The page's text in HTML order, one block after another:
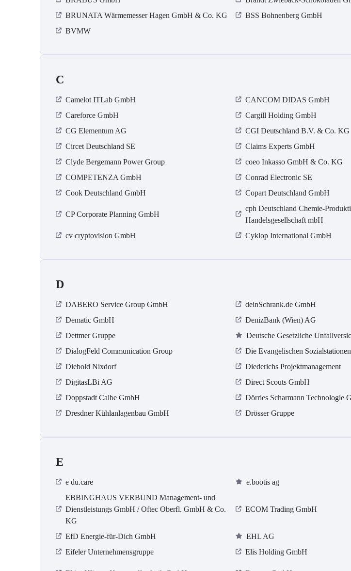
BRUNATA Wärmemesser Hagen GmbH & Co. KG
BSS Bohnenberg GmbH
BVMW
C
Camelot ITLab GmbH CANCOM DIDAS GmbH
Careforce GmbH
Cargill Holding GmbH
CG Elementum AG
CGI Deutschland B.V. & Co. KG
Circet Deutschland SE
Claims Experts GmbH
Clyde Bergemann Power Group
coeo Inkasso GmbH & Co. KG
COMPETENZA GmbH
Conrad Electronic SE
Cook Deutschland GmbH
Copart Deutschland GmbH
CP Corporate Planning GmbH
cph Deutschland Chemie-
Handelsgesellschaft mbH
cv cryptovision GmbH Cyklop International GmbH
D
DABERO Service Group GmbH deinSchrank.de GmbH
Dematic GmbH
DenizBank (Wien) AG
Dettmer Gruppe
Deutsche Gesetzliche
DialogFeld Communication Group
Die Evangelischen
Diebold Nixdorf
Diederichs Projektmanagement
DigitasLBi AG
Direct Scouts GmbH
Doppstadt Calbe GmbH
Dörries Scharmann Technologie
Dresdner Kühlanlagenbau GmbH
Drösser Gruppe
E
e du.care e.bootis ag
EBBINGHAUS VERBUND Management- und
Dienstleistungs GmbH / Oftec Oberfl. GmbH & Co.
KG
ECOM Trading GmbH
EfD Energie-für-Dich GmbH EHL AG
Eifeler Unternehmensgruppe
Elis Holding GmbH